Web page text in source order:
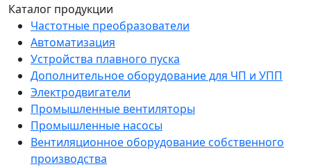
Каталог продукции
Частотные преобразователи
Автоматизация
Устройства плавного пуска
Дополнительное оборудование для ЧП и УПП
Электродвигатели
Промышленные вентиляторы
Промышленные насосы
Вентиляционное оборудование собственного
производства